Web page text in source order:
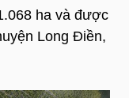
ha và được
Long Điền,